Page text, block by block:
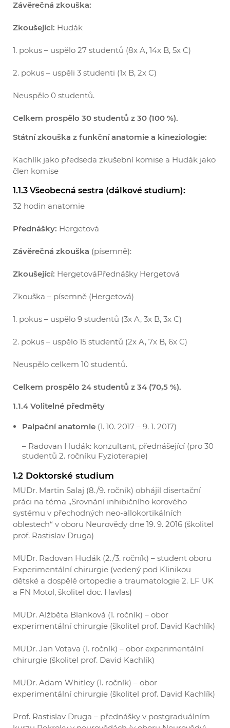
Závěrečná zkouška:
Zkoušejíci: Hudák
1. pokus – uspělo 27 studentů (8x A, 14x B, 5x C)
2. pokus – uspěli 3 studenti (1x B, 2x C)
Neuspělo 0 studentů.
Celkem prospělo 30 studentů z 30 (100 %).
Státní zkouška z funkční anatomie a kineziologie:
Kachlík jako předseda zkušební komise a Hudák jako
člen komise
1.1.3 Všeobecná sestra (dálkové studium):
32 hodin anatomie
Přednášky: Hergetová
Závěrečná zkouška (písemně):
Zkoušející: HergetováPřednášky Hergetová
Zkouška – písemně (Hergetová)
1. pokus – uspělo 9 studentů (3x A, 3x B, 3x C)
2. pokus – uspělo 15 studentů (2x A, 7x B, 6x C)
Neuspělo celkem 10 studentů.
Celkem prospělo 24 studentů z 34 (70,5 %).
1.1.4 Volitelné předměty
Palpační anatomie (1. 10. 2017 – 9. 1. 2017)
– Radovan Hudák: konzultant, přednášející (pro 30
studentů 2. ročníku Fyzioterapie)
1.2 Doktorské studium
MUDr. Martin Salaj (8./9. ročník) obhájil disertační
práci na téma „Srovnání inhibičního korového
systému v přechodných neo-allokortikálních
oblestech“ v oboru Neurovědy dne 19. 9. 2016 (školitel
prof. Rastislav Druga)
MUDr. Radovan Hudák (2./3. ročník) – student oboru
Experimentální chirurgie (vedený pod Klinikou
dětské a dospělé ortopedie a traumatologie 2. LF UK
a FN Motol, školitel doc. Havlas)
MUDr. Alžběta Blanková (1. ročník) – obor
experimentální chirurgie (školitel prof. David Kachlík)
MUDr. Jan Votava (1. ročník) – obor experimentální
chirurgie (školitel prof. David Kachlík)
MUDr. Adam Whitley (1. ročník) – obor
experimentální chirurgie (školitel prof. David Kachlík)
Prof. Rastislav Druga – přednášky v postgraduálním